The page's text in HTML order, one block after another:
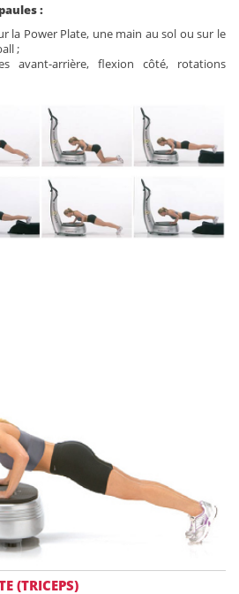
:
la Power Plate, une main au sol ou sur le
;
avant-arrière, flexion côté, rotations
(TRICEPS)